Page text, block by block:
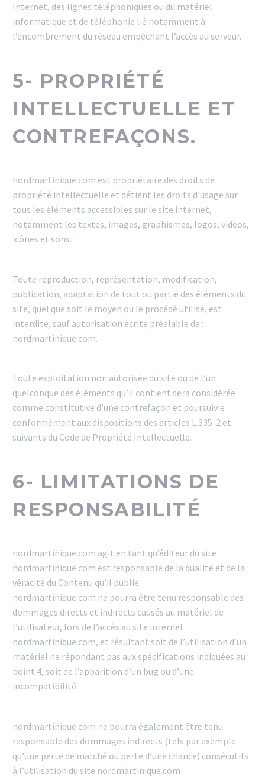
Internet, des lignes téléphoniques ou du matériel
informatique et de téléphonie lié notamment à
l’encombrement du réseau empêchant l’accès au serveur.
5- PROPRIÉTÉ
INTELLECTUELLE ET
CONTREFAÇONS.
nordmartinique.com est propriétaire des droits de
propriété intellectuelle et détient les droits d’usage sur
tous les éléments accessibles sur le site internet,
notamment les textes, images, graphismes, logos, vidéos,
icônes et sons.
Toute reproduction, représentation, modification,
publication, adaptation de tout ou partie des éléments du
site, quel que soit le moyen ou le procédé utilisé, est
interdite, sauf autorisation écrite préalable de :
nordmartinique.com.
Toute exploitation non autorisée du site ou de l’un
quelconque des éléments qu’il contient sera considérée
comme constitutive d’une contrefaçon et poursuivie
conformément aux dispositions des articles L.335-2 et
suivants du Code de Propriété Intellectuelle.
6- LIMITATIONS DE
RESPONSABILITÉ
nordmartinique.com agit en tant qu’éditeur du site
nordmartinique.com est responsable de la qualité et de la
véracité du Contenu qu’il publie.
nordmartinique.com ne pourra être tenu responsable des
dommages directs et indirects causés au matériel de
l’utilisateur, lors de l’accès au site internet
nordmartinique.com, et résultant soit de l’utilisation d’un
matériel ne répondant pas aux spécifications indiquées au
point 4, soit de l’apparition d’un bug ou d’une
incompatibilité.
nordmartinique.com ne pourra également être tenu
responsable des dommages indirects (tels par exemple
qu’une perte de marché ou perte d’une chance) consécutifs
à l’utilisation du site nordmartinique.com